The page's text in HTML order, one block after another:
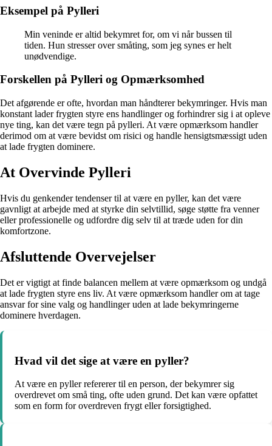
Eksempel på Pylleri
Min veninde er altid bekymret for, om vi når bussen til
tiden. Hun stresser over småting, som jeg synes er helt
unødvendige.
Forskellen på Pylleri og Opmærksomhed
Det afgørende er ofte, hvordan man håndterer bekymringer. Hvis man
konstant lader frygten styre ens handlinger og forhindrer sig i at opleve
nye ting, kan det være tegn på pylleri. At være opmærksom handler
derimod om at være bevidst om risici og handle hensigtsmæssigt uden
at lade frygten dominere.
At Overvinde Pylleri
Hvis du genkender tendenser til at være en pyller, kan det være
gavnligt at arbejde med at styrke din selvtillid, søge støtte fra venner
eller professionelle og udfordre dig selv til at træde uden for din
komfortzone.
Afsluttende Overvejelser
Det er vigtigt at finde balancen mellem at være opmærksom og undgå
at lade frygten styre ens liv. At være opmærksom handler om at tage
ansvar for sine valg og handlinger uden at lade bekymringerne
dominere hverdagen.
Hvad vil det sige at være en pyller?
At være en pyller refererer til en person, der bekymrer sig
overdrevet om små ting, ofte uden grund. Det kan være opfattet
som en form for overdreven frygt eller forsigtighed.